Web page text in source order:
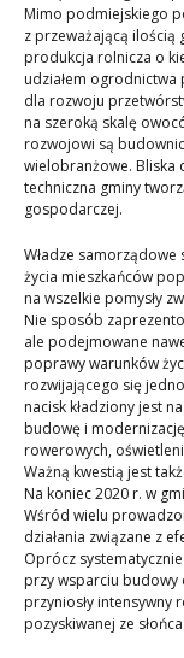
Mimo podmiejskiego
z przeważającą
produkcja rolnicza o
udziałem
dla rozwoju
na szeroką skalę
rozwojowi są
wielobranżowe. Bliska
techniczna gminy
gospodarczej.
Władze
życia mieszkańców
na wszelkie pomysły
Nie sposób
ale podejmowane
poprawy warunków
rozwijającego się
nacisk kładziony jest
budowę i
rowerowych,
Ważną kwestią jest
Na koniec 2020 r. w
Wśród wielu
działania związane z
Oprócz
przy wsparciu budowy
przyniosły intensywny
pozyskiwanej ze słońca.